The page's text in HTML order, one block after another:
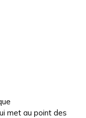
met au point des